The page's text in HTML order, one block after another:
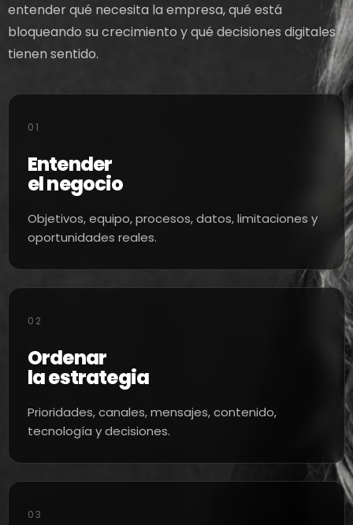
entender qué necesita la empresa, qué está
bloqueando su crecimiento y qué decisiones digitales
tienen sentido.
01
Entender
el negocio
Objetivos, equipo, procesos, datos, limitaciones y
oportunidades reales.
02
Ordenar
la estrategia
Prioridades, canales, mensajes, contenido,
tecnología y decisiones.
03